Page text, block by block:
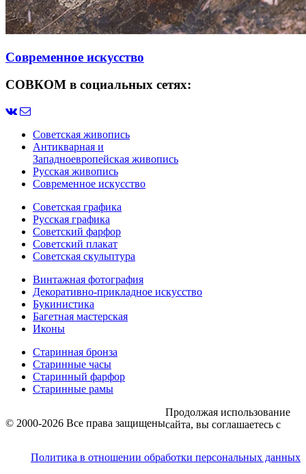
Современное искусство
СОВКОМ в социальных сетях:
Советская живопись
Антикварная и
Западноевропейская живопись
Русская живопись
Современное искусство
Советская графика
Русская графика
Советский фарфор
Советский плакат
Советская скульптура
Винтажная фотография
Декоративно-прикладное искусство
Букинистика
Багетная мастерская
Иконы
Старинная бронза
Старинные часы
Старинный фарфор
Старинные рамы
© 2000-2026 Все права защищены
Политика в отношении обработки персональных данных
Продолжая использование
сайта, вы соглашаетесь с